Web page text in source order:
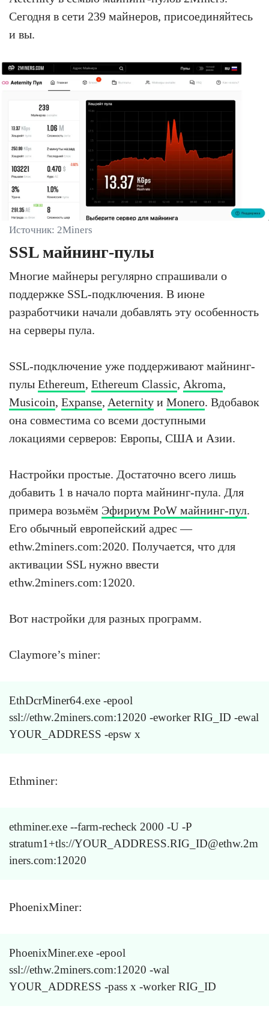
Сегодня в сети 239 майнеров, присоединяйтесь
и вы.
Источник: 2Miners
SSL майнинг-пулы
Многие майнеры регулярно спрашивали о
поддержке SSL-подключения. В июне
разработчики начали добавлять эту особенность
на серверы пула.
SSL-подключение уже поддерживают майнинг-
пулы Ethereum, Ethereum Classic, Akroma,
Musicoin, Expanse, Aeternity и Monero. Вдобавок
она совместима со всеми доступными
локациями серверов: Европы, США и Азии.
Настройки простые. Достаточно всего лишь
добавить 1 в начало порта майнинг-пула. Для
примера возьмём Эфириум PoW майнинг-пул.
Его обычный европейский адрес —
ethw.2miners.com:2020. Получается, что для
активации SSL нужно ввести
ethw.2miners.com:12020.
Вот настройки для разных программ.
Claymore’s miner:
EthDcrMiner64.exe -epool
ssl://ethw.2miners.com:12020 -eworker RIG_ID -ewal
YOUR_ADDRESS -epsw x
Ethminer:
ethminer.exe --farm-recheck 2000 -U -P
stratum1+tls://YOUR_ADDRESS.RIG_ID@ethw.2m
iners.com:12020
PhoenixMiner:
PhoenixMiner.exe -epool
ssl://ethw.2miners.com:12020 -wal
YOUR_ADDRESS -pass x -worker RIG_ID